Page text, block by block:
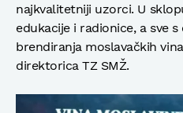
najkvalitetniji uzorci. U
edukacije i radionice, a sve
brendiranja moslavačkih
direktorica TZ SMŽ.